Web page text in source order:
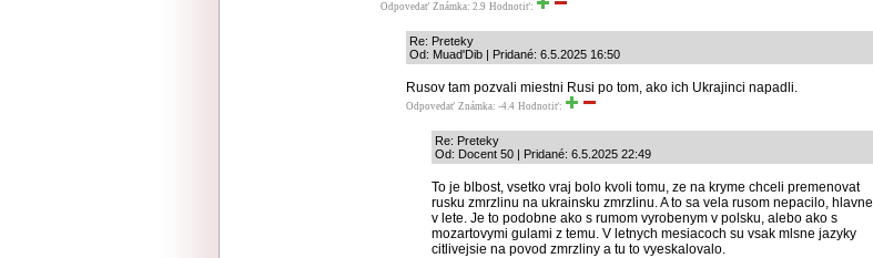
Odpovedať Známka: 2.9 Hodnotiť:
Re: Preteky
Od: Muad'Dib | Pridané: 6.5.2025 16:50
Rusov tam pozvali miestni Rusi po tom, ako ich Ukrajinci napadli.
Odpovedať Známka: -4.4 Hodnotiť:
Re: Preteky
Od: Docent 50 | Pridané: 6.5.2025 22:49
To je blbost, vsetko vraj bolo kvoli tomu, ze na kryme chceli premenovat
rusku zmrzlinu na ukrainsku zmrzlinu. A to sa vela rusom nepacilo, hlavne
v lete. Je to podobne ako s rumom vyrobenym v polsku, alebo ako s
mozartovymi gulami z temu. V letnych mesiacoch su vsak mlsne jazyky
citlivejsie na povod zmrzliny a tu to vyeskalovalo.